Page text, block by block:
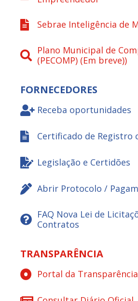
Sebrae Inteligência de
Plano Municipal de
(PECOMP) (Em breve))
FORNECEDORES
Receba oportunidades
Certificado de Registro
Legislação e Certidões
Abrir Protocolo /
FAQ Nova Lei de
Contratos
TRANSPARÊNCIA
Portal da Transparência